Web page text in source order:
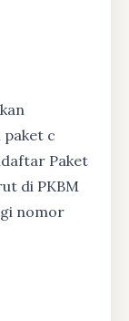
paket c
Paket
di PKBM
nomor